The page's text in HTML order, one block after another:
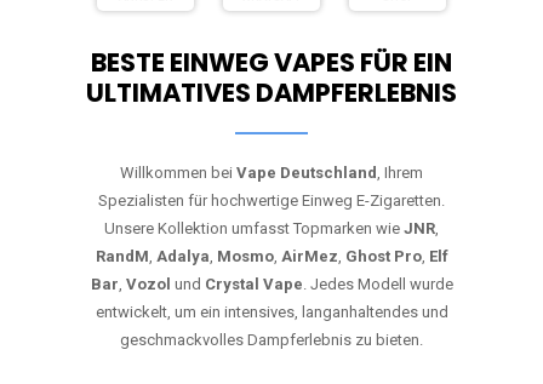
BESTE EINWEG VAPES FÜR EIN
ULTIMATIVES DAMPFERLEBNIS
Willkommen bei Vape Deutschland, Ihrem
Spezialisten für hochwertige Einweg E-Zigaretten.
Unsere Kollektion umfasst Topmarken wie JNR,
RandM, Adalya, Mosmo, AirMez, Ghost Pro, Elf
Bar, Vozol und Crystal Vape. Jedes Modell wurde
entwickelt, um ein intensives, langanhaltendes und
geschmackvolles Dampferlebnis zu bieten.